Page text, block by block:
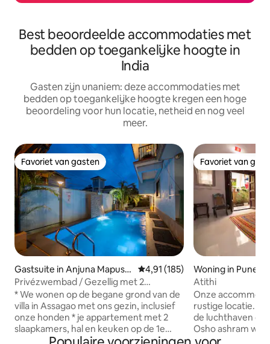
Best beoordeelde accommodaties met
bedden op toegankelijke hoogte in
India
Gasten zijn unaniem: deze accommodaties met
bedden op toegankelijke hoogte kregen een hoge
beoordeling voor hun locatie, netheid en nog veel
meer.
Favoriet van gasten
Favoriet van gasten
Gastsuite in Anjuna Mapusa
road
Gemiddelde beoordeling van
4,91 (185)
Privézwembad / Gezellig met 2
slaapkamers, hal en keuken in Assagao /
In de buurt van restaurants
* We wonen op de begane grond van de
villa in Assagao met ons gezin, inclusief
onze honden * je appartement met 2
slaapkamers, hal en keuken op de 1e
verdieping met een aparte ingang. ***
Favoriet van
Favoriet van
Woning in Pune
Atithi
Onze
rustige locatie.
de luchthaven
Osho ashram